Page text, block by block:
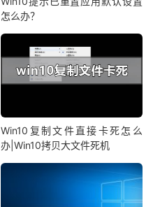
怎么办？
Win10复制文件直接卡死怎么
办|Win10拷贝大文件死机